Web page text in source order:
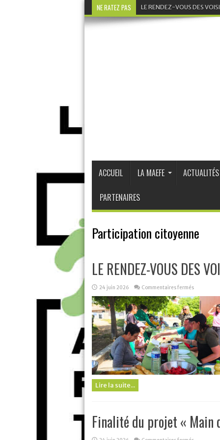
NE RATEZ PAS LE RENDEZ-VOUS DES
ACCUEIL LA MAEFE ACTUALITÉS
PARTENAIRES
Participation citoyenne
LE RENDEZ-VOUS DES
24 juin 2026 Commentaires ferméssur
RENDEZ-
VOUS
DES
VOISINS
Lire la suite...
Finalité du projet « Main